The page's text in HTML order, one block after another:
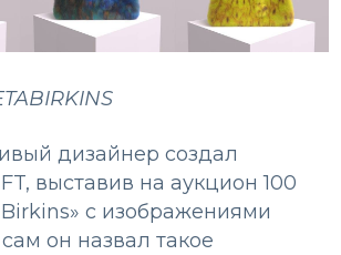
дизайнер создал
выставив на аукцион 100
с изображениями
он назвал такое